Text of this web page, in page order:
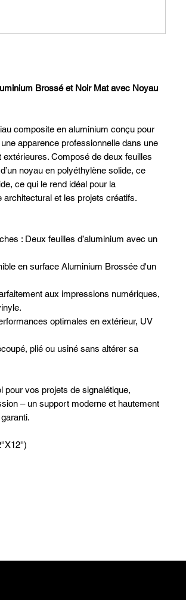
Brossé et Noir Mat avec Noyau
composite en aluminium conçu pour
apparence professionnelle dans une
Composé de deux feuilles
noyau en polyéthylène solide, ce
ce qui le rend idéal pour la
architectural et les projets créatifs.
: Deux feuilles d’aluminium avec un
en surface Aluminium Brossée d'un
aux impressions numériques,
optimales en extérieur, UV
plié ou usiné sans altérer sa
pour vos projets de signalétique,
– un support moderne et hautement